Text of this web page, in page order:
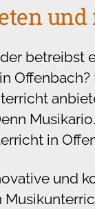
betreibst
in
und